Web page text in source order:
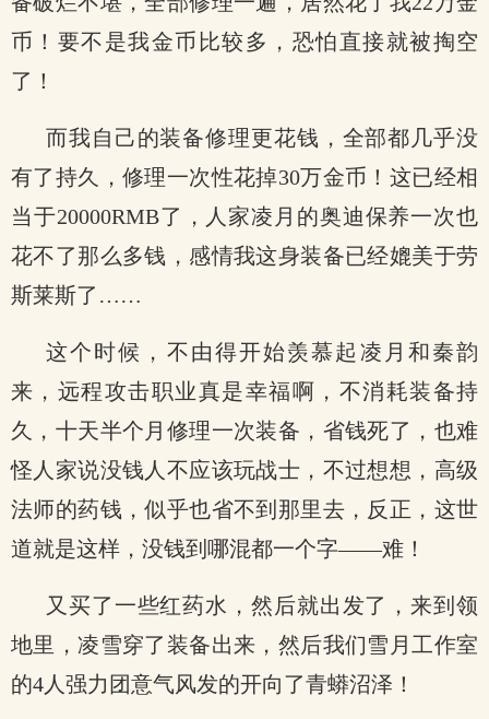
币！要不是我金币比较多，恐怕直接就被掏空
了！
而我自己的装备修理更花钱，全部都几乎没
有了持久，修理一次性花掉30万金币！这已经相
当于20000RMB了，人家凌月的奥迪保养一次也
花不了那么多钱，感情我这身装备已经媲美于劳
斯莱斯了……
这个时候，不由得开始羡慕起凌月和秦韵
来，远程攻击职业真是幸福啊，不消耗装备持
久，十天半个月修理一次装备，省钱死了，也难
怪人家说没钱人不应该玩战士，不过想想，高级
法师的药钱，似乎也省不到那里去，反正，这世
道就是这样，没钱到哪混都一个字——难！
又买了一些红药水，然后就出发了，来到领
地里，凌雪穿了装备出来，然后我们雪月工作室
的4人强力团意气风发的开向了青蟒沼泽！